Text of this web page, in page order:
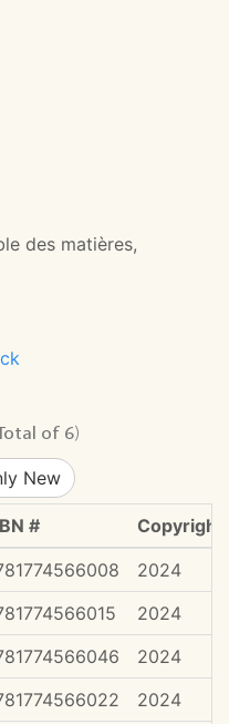
des matières,
of 6)
New
#
Copyright
2024
2024
2024
2024